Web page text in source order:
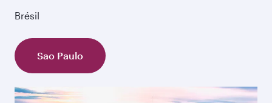
Brésil
Sao Paulo